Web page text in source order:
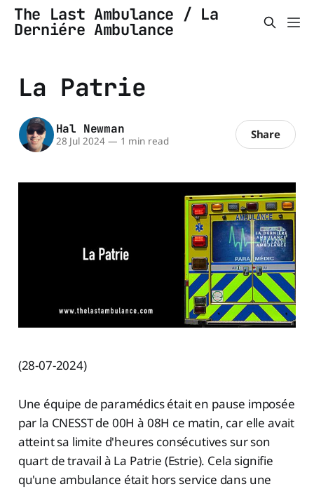
The Last Ambulance / La
Derniére Ambulance
La Patrie
Hal Newman
28 Jul 2024 — 1 min read Share
(28-07-2024)
Une équipe de paramédics était en pause imposée
par la CNESST de 00H à 08H ce matin, car elle avait
atteint sa limite d'heures consécutives sur son
quart de travail à La Patrie (Estrie). Cela signifie
qu'une ambulance était hors service dans une